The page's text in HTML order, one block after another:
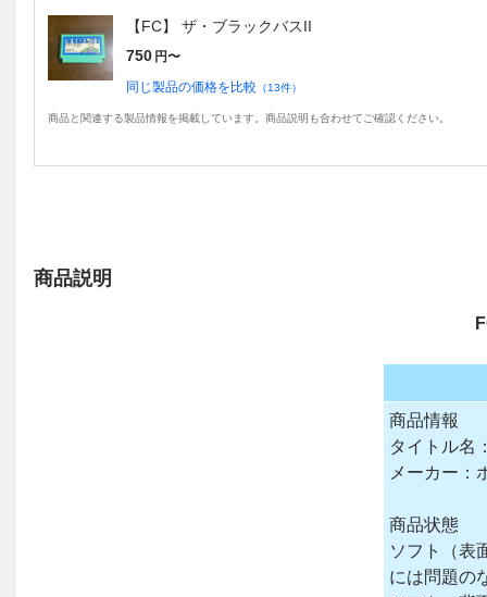
【FC】 ザ・ブラックバスII
750 円〜
同じ製品の価格を比較 （13件）
商品と関連する製品情報を掲載しています。商品説明も合わせてご確認ください。
商品説明